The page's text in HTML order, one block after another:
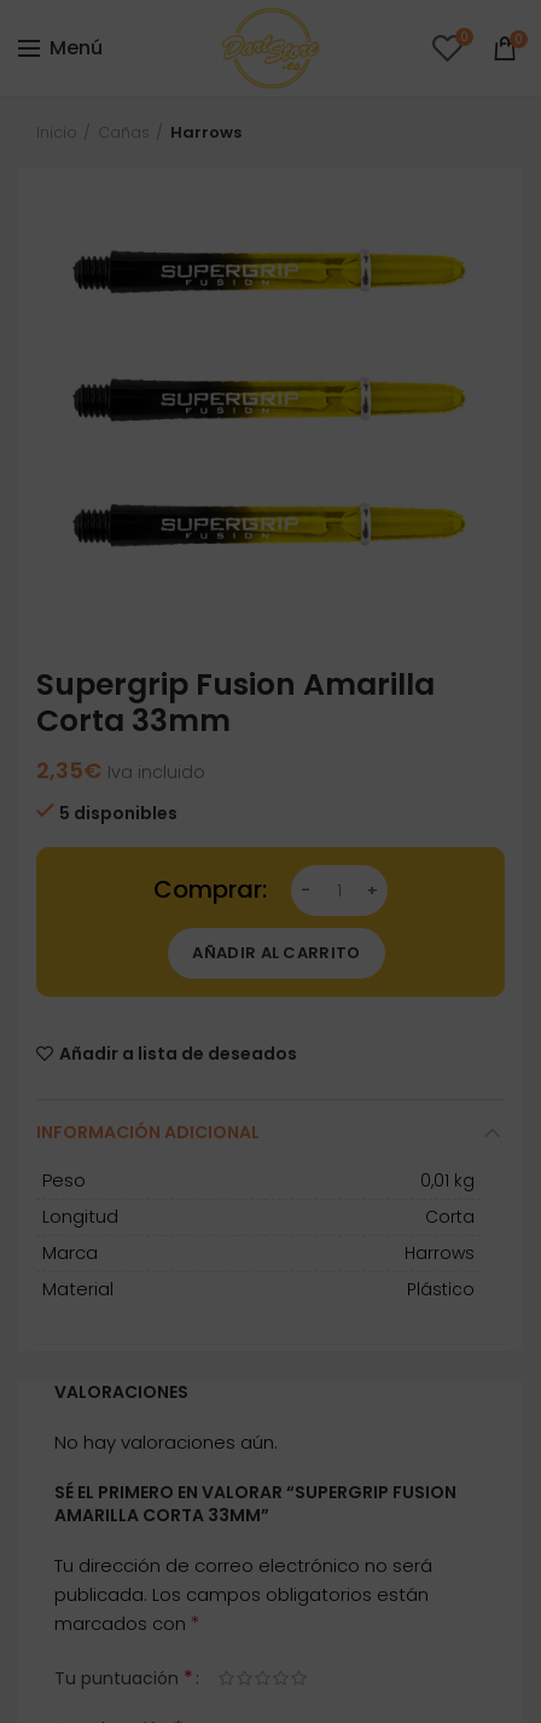
Menú 0 0
Inicio Cañas Harrows
Supergrip Fusion Amarilla
Corta 33mm
2,35€ Iva incluido
5 disponibles
Supergrip Fusion Amarilla Corta 33mm
AÑADIR AL CARRITO
Añadir a lista de deseados
INFORMACIÓN ADICIONAL
Peso 0,01 kg
Longitud Corta
Marca Harrows
Material Plástico
VALORACIONES
No hay valoraciones aún.
SÉ EL PRIMERO EN VALORAR “SUPERGRIP FUSION
AMARILLA CORTA 33MM”
Tu dirección de correo electrónico no será
publicada. Los campos obligatorios están
marcados con *
Tu puntuación *